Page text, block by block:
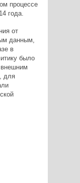
процессе
года.
от
данным,
в
было
для